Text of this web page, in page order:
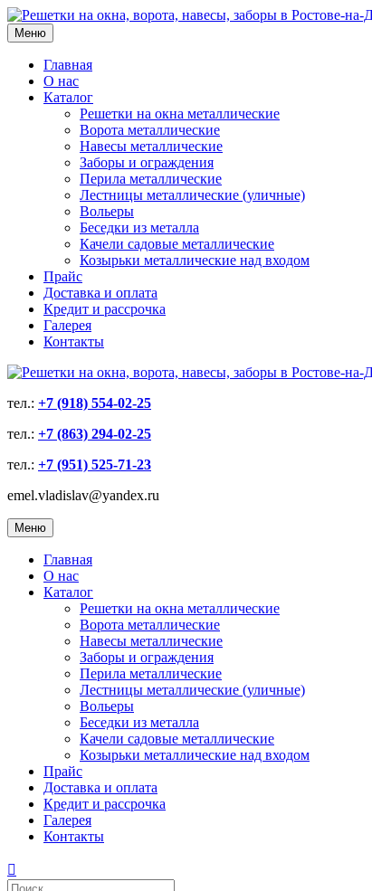
Меню
Главная
О нас
Каталог
Решетки на окна металлические
Ворота металлические
Навесы металлические
Заборы и ограждения
Перила металлические
Лестницы металлические (уличные)
Вольеры
Беседки из металла
Качели садовые металлические
Козырьки металлические над входом
Прайс
Доставка и оплата
Кредит и рассрочка
Галерея
Контакты
тел.: +7 (918) 554-02-25
тел.: +7 (863) 294-02-25
тел.: +7 (951) 525-71-23
emel.vladislav@yandex.ru
Меню
Главная
О нас
Каталог
Решетки на окна металлические
Ворота металлические
Навесы металлические
Заборы и ограждения
Перила металлические
Лестницы металлические (уличные)
Вольеры
Беседки из металла
Качели садовые металлические
Козырьки металлические над входом
Прайс
Доставка и оплата
Кредит и рассрочка
Галерея
Контакты